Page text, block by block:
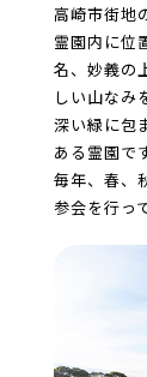
高崎市街地
霊園内に位
名、妙義の
しい山なみ
深い緑に包
ある霊園で
毎年、春、
参会を行っ